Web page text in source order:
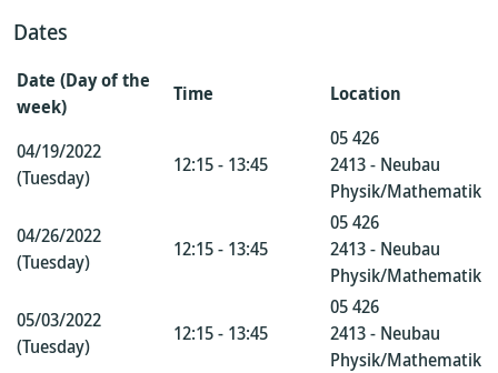
Dates
Date (Day of the
week)
Time Location
04/19/2022
(Tuesday)
12:15 - 13:45
05 426
2413 - Neubau
Physik/Mathematik
04/26/2022
(Tuesday)
12:15 - 13:45
05 426
2413 - Neubau
Physik/Mathematik
05/03/2022
(Tuesday)
12:15 - 13:45
05 426
2413 - Neubau
Physik/Mathematik